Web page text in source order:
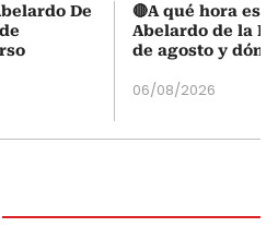
De
🔴A qué hora es
Abelardo de la
de agosto y
06/08/2026